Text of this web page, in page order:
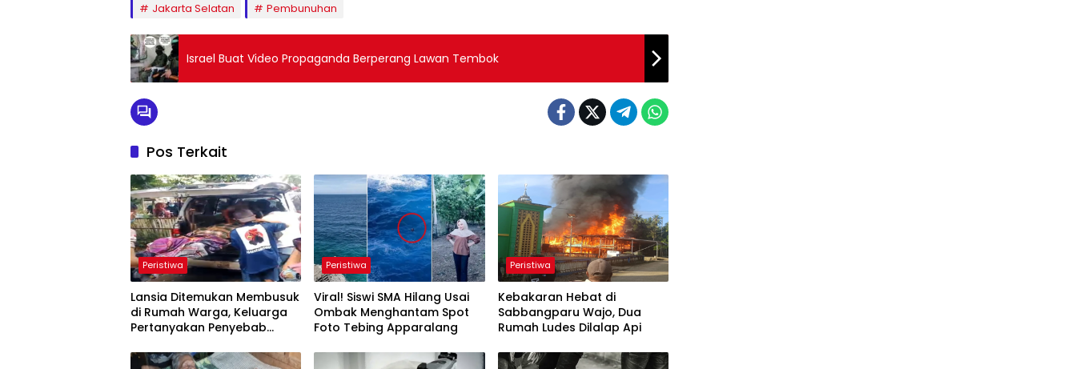
Jakarta Selatan
Pembunuhan
Israel Buat Video Propaganda Berperang Lawan Tembok
Pos Terkait
Peristiwa
Lansia Ditemukan Membusuk
di Rumah Warga, Keluarga
Pertanyakan Penyebab
Peristiwa
Viral! Siswi SMA Hilang Usai
Ombak Menghantam Spot
Foto Tebing Apparalang
Peristiwa
Kebakaran Hebat di
Sabbangparu Wajo, Dua
Rumah Ludes Dilalap Api